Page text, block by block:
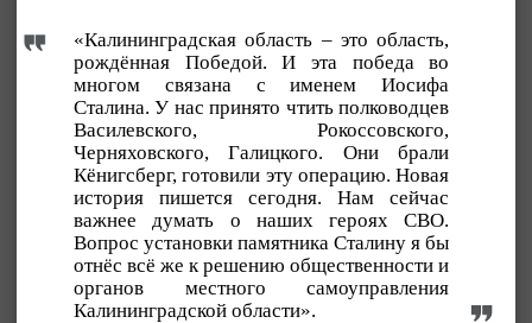
«Калининградская область – это область,
рождённая Победой. И эта победа во
многом связана с именем Иосифа
Сталина. У нас принято чтить полководцев
Василевского, Рокоссовского,
Черняховского, Галицкого. Они брали
Кёнигсберг, готовили эту операцию. Новая
история пишется сегодня. Нам сейчас
важнее думать о наших героях СВО.
Вопрос установки памятника Сталину я бы
отнёс всё же к решению общественности и
органов местного самоуправления
Калининградской области».